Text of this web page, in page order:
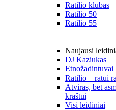
Ratilio klubas
Ratilio 50
Ratilio 55
Naujausi
DJ Kaziukas
Etnožadintuvai
Ratilio – ratui
Atviras, bet
kraštui
Visi leidiniai